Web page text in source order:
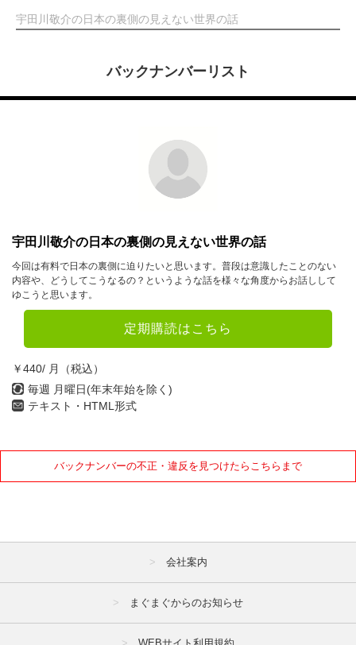
宇田川敬介の日本の裏側の見えない世界の話
バックナンバーリスト
宇田川敬介の日本の裏側の見えない世界の話
今回は有料で日本の裏側に迫りたいと思います。普段は意識したことのない
内容や、どうしてこうなるの？というような話を様々な角度からお話しして
ゆこうと思います。
定期購読はこちら
￥440/ 月（税込）
毎週 月曜日(年末年始を除く)
テキスト・HTML形式
バックナンバーの不正・違反を見つけたらこちらまで
会社案内
まぐまぐからのお知らせ